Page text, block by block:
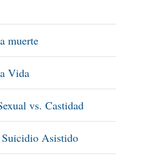
muerte
Vida
vs. Castidad
Suicidio Asistido